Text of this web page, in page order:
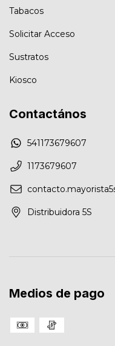
Tabacos
Solicitar Acceso
Sustratos
Kiosco
Contactános
541173679607
1173679607
Distribuidora 5S
Medios de pago